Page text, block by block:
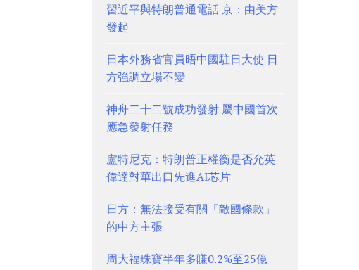
習近平與特朗普通電話 京：由美方
發起
日本外務省官員晤中國駐日大使 日
方強調立場不變
神舟二十二號成功發射 屬中國首次
應急發射任務
盧特尼克：特朗普正權衡是否允英
偉達對華出口先進AI芯片
日方：無法接受有關「敵國條款」
的中方主張
周大福珠寶半年多賺0.2%至25億